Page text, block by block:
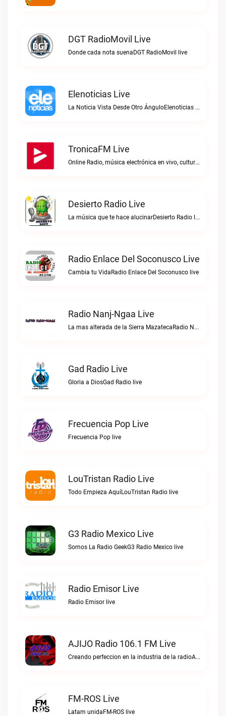
DGT RadioMovil Live
Donde cada nota suenaDGT RadioMovil live
Elenoticias Live
La Noticia Vista Desde Otro ÁnguloElenoticias live
TronicaFM Live
Online Radio, música electrónica en vivo, cultura electrónica, Top 10 semanal, videos, descargasTronicaFM live
Desierto Radio Live
La música que te hace alucinarDesierto Radio live
Radio Enlace Del Soconusco Live
Cambia tu VidaRadio Enlace Del Soconusco live
Radio Nanj-Ngaa Live
La mas alterada de la Sierra MazatecaRadio Nanj-Ngaa live
Gad Radio Live
Gloria a DiosGad Radio live
Frecuencia Pop Live
Frecuencia Pop live
LouTristan Radio Live
Todo Empieza AquíLouTristan Radio live
G3 Radio Mexico Live
Somos La Radio GeekG3 Radio Mexico live
Radio Emisor Live
Radio Emisor live
AJIJO Radio 106.1 FM Live
Creando perfeccion en la industria de la radioAJIJO Radio 106.1 FM live
FM-ROS Live
Latam unidaFM-ROS live